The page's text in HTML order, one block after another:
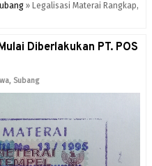
» Legalisasi Materai Rangkap,
Diberlakukan PT. POS
, Subang